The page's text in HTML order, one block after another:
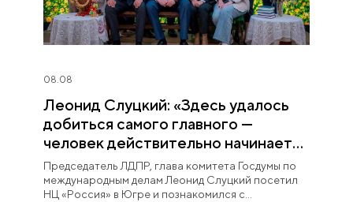
08.08
Леонид Слуцкий: «Здесь удалось
добиться самого главного —
человек действительно начинает
любить Югру»
Председатель ЛДПР, глава комитета Госдумы по
международным делам Леонид Слуцкий посетил
НЦ «Россия» в Югре и познакомился с